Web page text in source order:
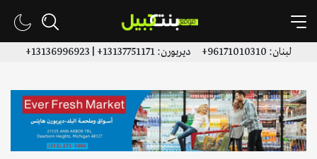
لبنان: 96171010310+ ديربورن: 13137751171+ | 13136996923+